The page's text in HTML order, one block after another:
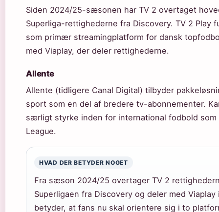
Siden 2024/25-sæsonen har TV 2 overtaget
Superliga-rettighederne fra Discovery. TV 2 Play
som primær streamingplatform for dansk
med Viaplay, der deler rettighederne.
Allente
Allente (tidligere Canal Digital) tilbyder
sport som en del af bredere tv-abonnementer.
særligt styrke inden for international fodbold som
League.
HVAD DER BETYDER NOGET
Fra sæson 2024/25 overtager TV 2
Superligaen fra Discovery og deler med Viaplay
betyder, at fans nu skal orientere sig i to